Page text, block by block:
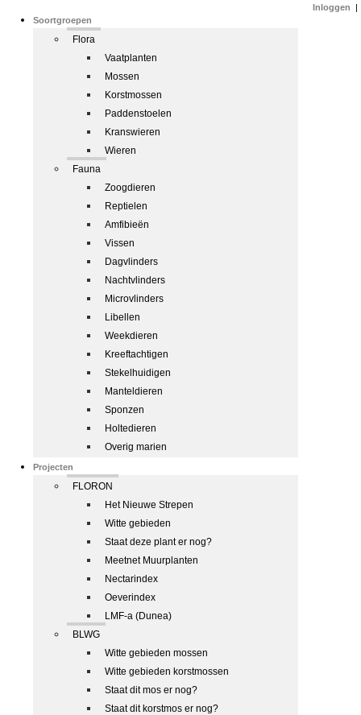
Soortgroepen
Flora
Vaatplanten
Mossen
Korstmossen
Paddenstoelen
Kranswieren
Wieren
Fauna
Zoogdieren
Reptielen
Amfibieën
Vissen
Dagvlinders
Nachtvlinders
Microvlinders
Libellen
Weekdieren
Kreeftachtigen
Stekelhuidigen
Manteldieren
Sponzen
Holtedieren
Overig marien
Projecten
FLORON
Het Nieuwe Strepen
Witte gebieden
Staat deze plant er nog?
Meetnet Muurplanten
Nectarindex
Oeverindex
LMF-a (Dunea)
BLWG
Witte gebieden mossen
Witte gebieden korstmossen
Staat dit mos er nog?
Staat dit korstmos er nog?
Inloggen |